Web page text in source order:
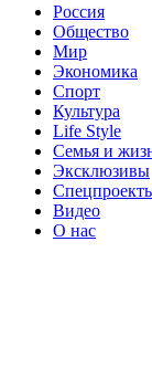
Россия
Общество
Мир
Экономика
Спорт
Культура
Life Style
Семья и
Эксклюзивы
Видео
О нас